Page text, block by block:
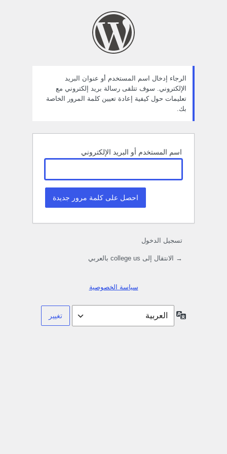
الرجاء إدخال اسم المستخدم أو عنوان البريد
الإلكتروني. سوف تتلقى رسالة بريد إلكتروني مع
تعليمات حول كيفية إعادة تعيين كلمة المرور الخاصة
بك.
اسم المستخدم أو البريد الإلكتروني
تسجيل الدخول
→ الانتقال إلى college us بالعربي
سياسة الخصوصية
اللغة